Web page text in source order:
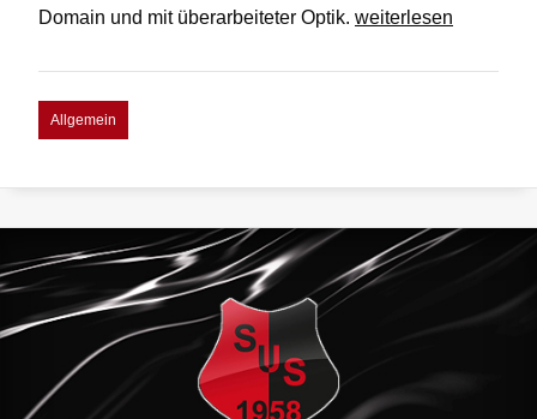
Domain und mit überarbeiteter Optik. Neuer
für
weiterlesen
Allgemein